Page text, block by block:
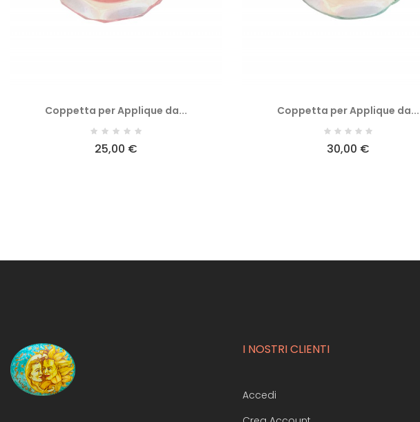
Coppetta per Applique da...
25,00 €
Coppetta per Applique da...
30,00 €
I NOSTRI CLIENTI
Accedi